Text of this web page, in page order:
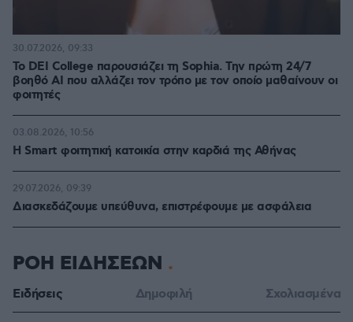
Το DEI College παρουσιάζει τη Sophia. Την πρώτη 24/7
βοηθό AI που αλλάζει τον τρόπο με τον οποίο μαθαίνουν οι
φοιτητές
30.07.2026, 09:33
Η Smart φοιτητική κατοικία στην καρδιά της Αθήνας
03.08.2026, 10:56
Διασκεδάζουμε υπεύθυνα, επιστρέφουμε με ασφάλεια
29.07.2026, 09:39
ΡΟΗ ΕΙΔΗΣΕΩΝ
Ειδήσεις Δημοφιλή Σχολιασμένα